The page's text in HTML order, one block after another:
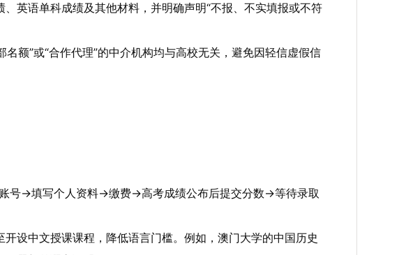
英语单科成绩及其他材料，并明确声明“不报、不实填报或不符
名额”或“合作代理”的中介机构均与高校无关，避免因轻信虚假信
账号→填写个人资料→缴费→高考成绩公布后提交分数→等待录取
设中文授课课程，降低语言门槛。例如，澳门大学的中国历史